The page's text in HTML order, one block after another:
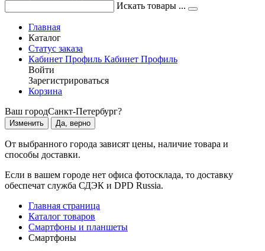
Искать товары ...
Главная
Каталог
Статус заказа
Кабинет Профиль Кабинет Профиль
Войти
Зарегистрироваться
Корзина
Ваш городСанкт-Петербург?
Изменить Да, верно
От выбранного города зависят цены, наличие товара и
способы доставки.
Если в вашем городе нет офиса фотосклада, то доставку
обеспечат служба СДЭК и DPD Russia.
Главная страница
Каталог товаров
Смартфоны и планшеты
Смартфоны